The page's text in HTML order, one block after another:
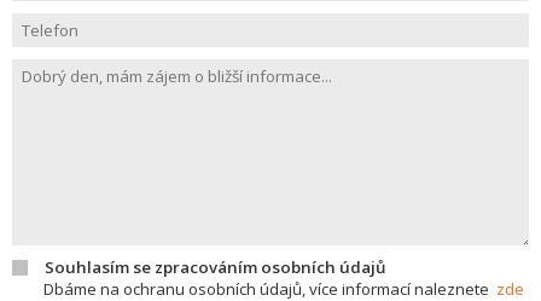
Souhlasím se zpracováním osobních údajů
Dbáme na ochranu osobních údajů, více informací naleznete zde